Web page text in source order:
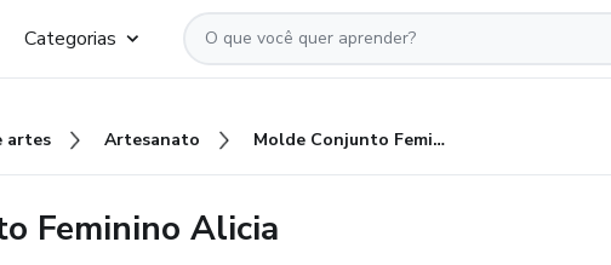
Categorias
artes Artesanato Molde Conjunto Feminino Alicia
Feminino Alicia